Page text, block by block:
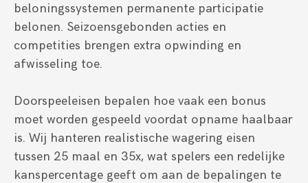
beloningssystemen permanente participatie
belonen. Seizoensgebonden acties en
competities brengen extra opwinding en
afwisseling toe.
Doorspeeleisen bepalen hoe vaak een bonus
moet worden gespeeld voordat opname haalbaar
is. Wij hanteren realistische wagering eisen
tussen 25 maal en 35x, wat spelers een redelijke
kanspercentage geeft om aan de bepalingen te